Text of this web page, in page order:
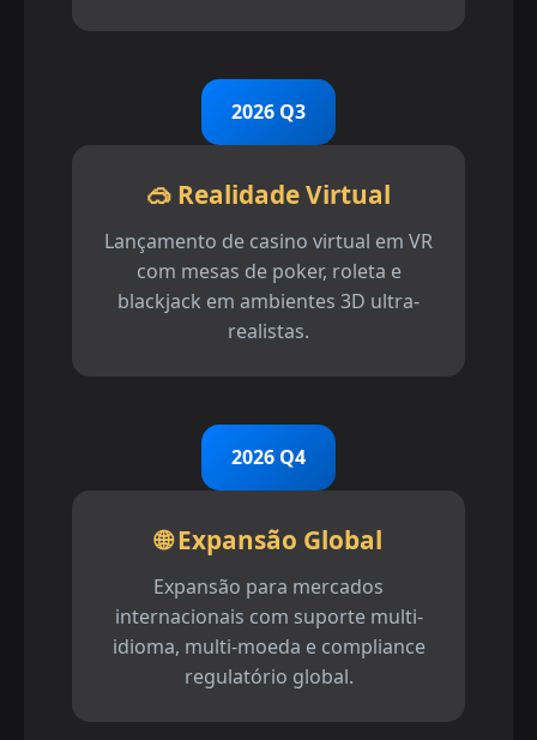
2026 Q3
🥽 Realidade Virtual
Lançamento de casino virtual em VR
com mesas de poker, roleta e
blackjack em ambientes 3D ultra-
realistas.
2026 Q4
🌐 Expansão Global
Expansão para mercados
internacionais com suporte multi-
idioma, multi-moeda e compliance
regulatório global.